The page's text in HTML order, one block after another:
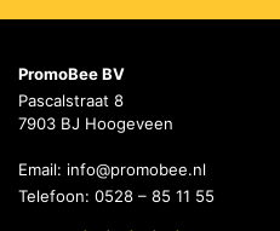
PromoBee BV
Pascalstraat 8
7903 BJ Hoogeveen
Email: info@promobee.nl
Telefoon: 0528 – 85 11 55